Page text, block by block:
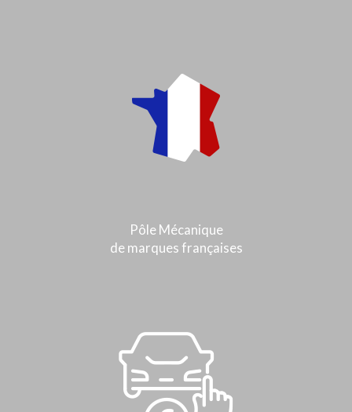
Pôle Mécanique
de marques françaises